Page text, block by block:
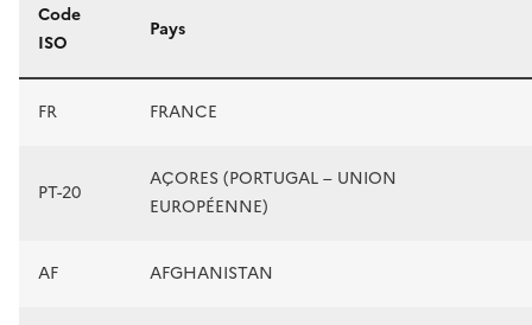
Liste des pays
Code
ISO
Pays
FR FRANCE
PT-20
AÇORES (PORTUGAL – UNION
EUROPÉENNE)
AF AFGHANISTAN